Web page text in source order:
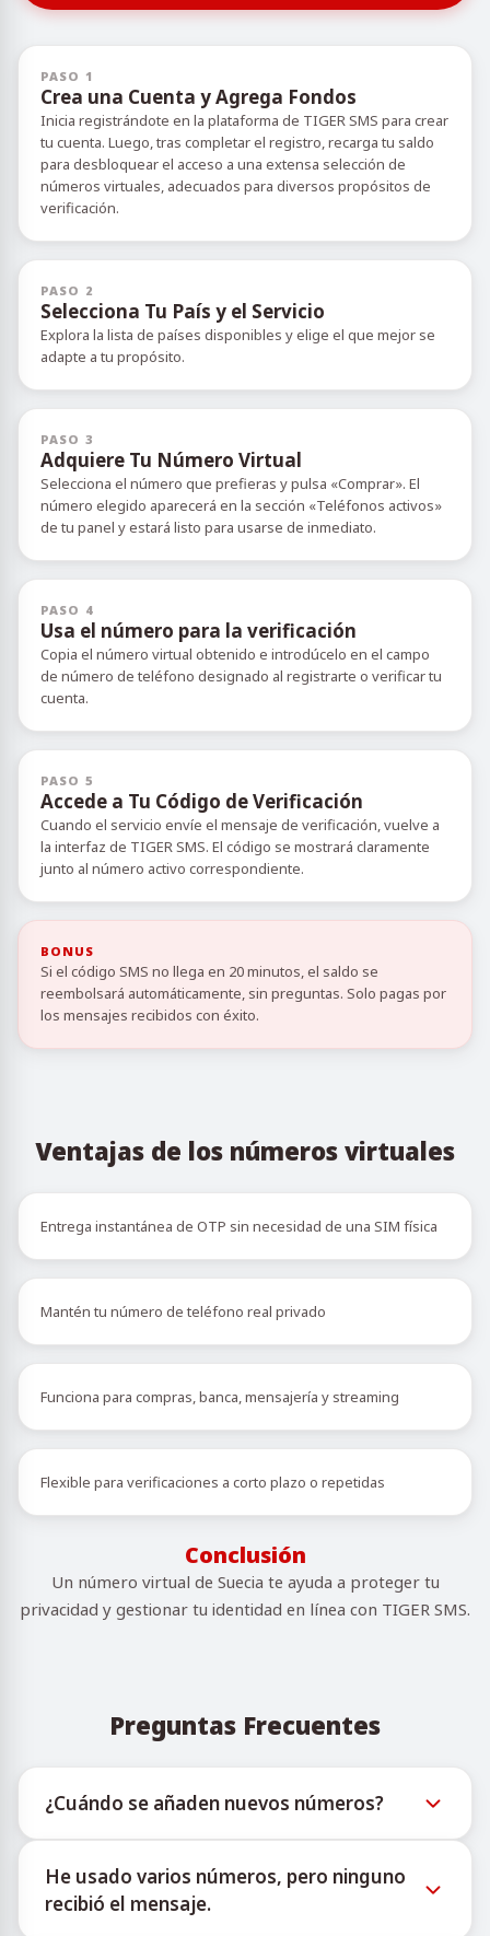
PASO 1
Crea una Cuenta y Agrega Fondos
Inicia registrándote en la plataforma de TIGER SMS para crear
tu cuenta. Luego, tras completar el registro, recarga tu saldo
para desbloquear el acceso a una extensa selección de
números virtuales, adecuados para diversos propósitos de
verificación.
PASO 2
Selecciona Tu País y el Servicio
Explora la lista de países disponibles y elige el que mejor se
adapte a tu propósito.
PASO 3
Adquiere Tu Número Virtual
Selecciona el número que prefieras y pulsa «Comprar». El
número elegido aparecerá en la sección «Teléfonos activos»
de tu panel y estará listo para usarse de inmediato.
PASO 4
Usa el número para la verificación
Copia el número virtual obtenido e introdúcelo en el campo
de número de teléfono designado al registrarte o verificar tu
cuenta.
PASO 5
Accede a Tu Código de Verificación
Cuando el servicio envíe el mensaje de verificación, vuelve a
la interfaz de TIGER SMS. El código se mostrará claramente
junto al número activo correspondiente.
BONUS
Si el código SMS no llega en 20 minutos, el saldo se
reembolsará automáticamente, sin preguntas. Solo pagas por
los mensajes recibidos con éxito.
Ventajas de los números virtuales
Entrega instantánea de OTP sin necesidad de una SIM física
Mantén tu número de teléfono real privado
Funciona para compras, banca, mensajería y streaming
Flexible para verificaciones a corto plazo o repetidas
Conclusión
Un número virtual de Suecia te ayuda a proteger tu
privacidad y gestionar tu identidad en línea con TIGER SMS.
Preguntas Frecuentes
¿Cuándo se añaden nuevos números?
números virtuales puede consultarse a través del
bot oficial de Telegram @TigerSMSofficial_bot. Este
He usado varios números, pero ninguno
recibió el mensaje.